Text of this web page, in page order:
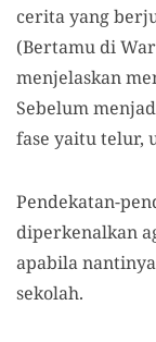
cerita yang
(Bertamu di
menjelaskan
Sebelum
fase yaitu telur,
Pendekatan-
diperkenalkan
apabila
sekolah.